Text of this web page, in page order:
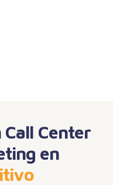
Center
en